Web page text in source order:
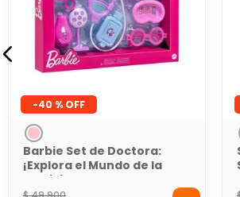
-40 %
Barbie Set de Doctora:
¡Explora el Mundo de la
Medicina!